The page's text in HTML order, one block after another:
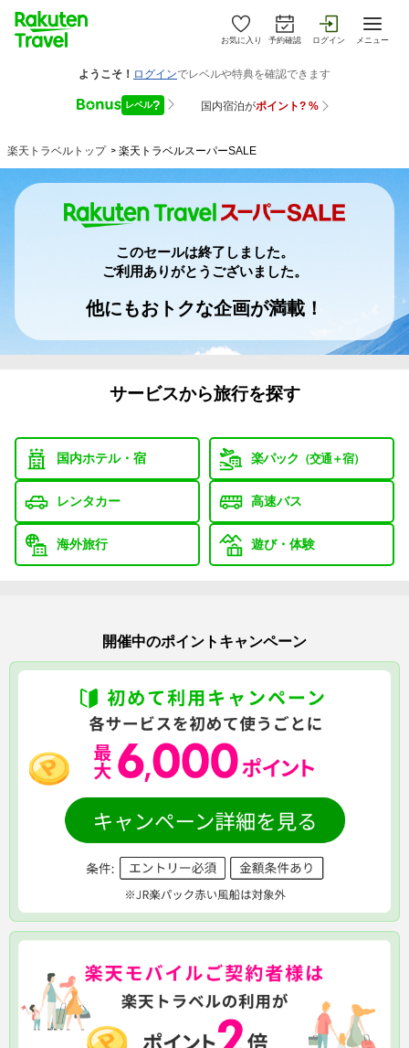
お気に入り 予約確認 ログイン メニュー
楽天トラベルトップ >楽天トラベルスーパーSALE
このセールは終了しました。
ご利用ありがとうございました。
他にもおトクな企画が満載！
サービスから旅行を探す
国内ホテル・宿 楽パック （交通＋宿）
レンタカー 高速バス
海外旅行 遊び・体験
開催中のポイントキャンペーン